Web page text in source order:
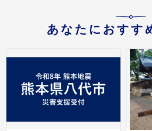
あなたにおすす